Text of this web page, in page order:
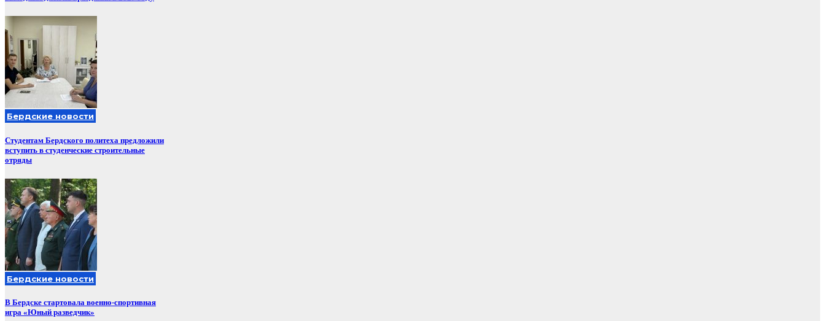
Бердские новости
Студентам Бердского политеха предложили
вступить в студенческие строительные
отряды
Бердские новости
В Бердске стартовала военно-спортивная
игра «Юный разведчик»